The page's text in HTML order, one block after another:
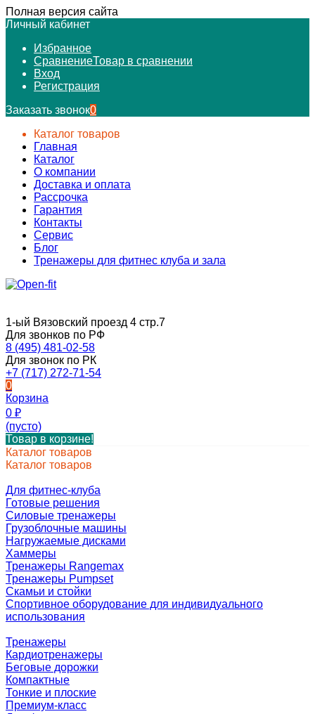
Полная версия сайта
Личный кабинет
Избранное
СравнениеТовар в сравнении
Вход
Регистрация
Заказать звонок0
Каталог товаров
Главная
Каталог
О компании
Доставка и оплата
Рассрочка
Гарантия
Контакты
Сервис
Блог
Тренажеры для фитнес клуба и зала
1-ый Вязовский проезд 4 стр.7
Для звонков по РФ
8 (495) 481-02-58
Для звонок по РК
+7 (717) 272-71-54
0
Корзина
0 ₽
(пусто)
Товар в корзине!
Каталог товаров
Каталог товаров
Для фитнес-клуба
Готовые решения
Силовые тренажеры
Грузоблочные машины
Нагружаемые дисками
Хаммеры
Тренажеры Rangemax
Тренажеры Pumpset
Скамьи и стойки
Спортивное оборудование для индивидуального
использования
Тренажеры
Кардиотренажеры
Беговые дорожки
Компактные
Тонкие и плоские
Премиум-класс